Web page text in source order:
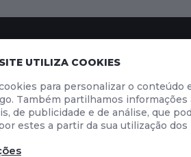
UTILIZA COOKIES
para personalizar o conteúdo
Também partilhamos
de publicidade e de análise, que
estes a partir da sua utilização
ENSINO
Ensino à Distância
Testes de Código
Escolas de Condução
Livro
COOKIES TERMOS E CONDIÇÕES DE UTILIZAÇÃO